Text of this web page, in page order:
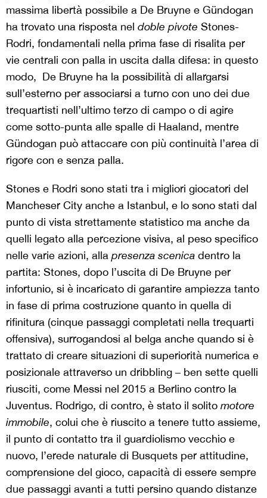
massima libertà possibile a De Bruyne e Gündogan
ha trovato una risposta nel doble pivote Stones-
Rodri, fondamentali nella prima fase di risalita per
vie centrali con palla in uscita dalla difesa: in questo
modo, De Bruyne ha la possibilità di allargarsi
sull’esterno per associarsi a turno con uno dei due
trequartisti nell’ultimo terzo di campo o di agire
come sotto-punta alle spalle di Haaland, mentre
Gündogan può attaccare con più continuità l’area di
rigore con e senza palla.
Stones e Rodri sono stati tra i migliori giocatori del
Mancheser City anche a Istanbul, e lo sono stati dal
punto di vista strettamente statistico ma anche da
quelli legato alla percezione visiva, al peso specifico
nelle varie azioni, alla presenza scenica dentro la
partita: Stones, dopo l’uscita di De Bruyne per
infortunio, si è incaricato di garantire ampiezza tanto
in fase di prima costruzione quanto in quella di
rifinitura (cinque passaggi completati nella trequarti
offensiva), surrogandosi al belga anche quando si è
trattato di creare situazioni di superiorità numerica e
posizionale attraverso un dribbling – ben sette quelli
riusciti, come Messi nel 2015 a Berlino contro la
Juventus. Rodrigo, di contro, è stato il solito motore
immobile, colui che è riuscito a tenere tutto assieme,
il punto di contatto tra il guardiolismo vecchio e
nuovo, l’erede naturale di Busquets per attitudine,
comprensione del gioco, capacità di essere sempre
due passaggi avanti a tutti persino quando distanze